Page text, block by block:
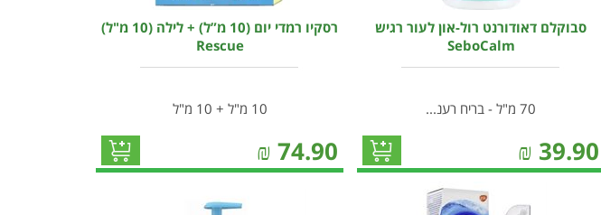
סבוקלם דאודורנט רול-און לעור רגיש
SeboCalm
70 מ"ל - בריח רענ...
39.90
₪
רסקיו רמדי יום (10 מ”ל) + לילה (10 מ"ל)
Rescue
10 מ"ל + 10 מ"ל
74.90
₪